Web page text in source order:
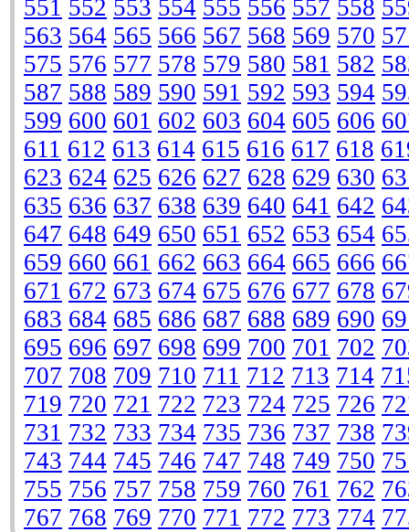
551 552 553 554 555 556 557 558
563 564 565 566 567 568 569 570
575 576 577 578 579 580 581 582
587 588 589 590 591 592 593 594
599 600 601 602 603 604 605 606
611 612 613 614 615 616 617 618
623 624 625 626 627 628 629 630
635 636 637 638 639 640 641 642
647 648 649 650 651 652 653 654
659 660 661 662 663 664 665 666
671 672 673 674 675 676 677 678
683 684 685 686 687 688 689 690
695 696 697 698 699 700 701 702
707 708 709 710 711 712 713 714
719 720 721 722 723 724 725 726
731 732 733 734 735 736 737 738
743 744 745 746 747 748 749 750
755 756 757 758 759 760 761 762
767 768 769 770 771 772 773 774